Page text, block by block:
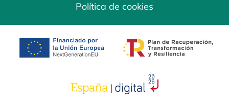
Política de cookies
se abre en una pestaña nuevase abre en una
se abre en una pestaña